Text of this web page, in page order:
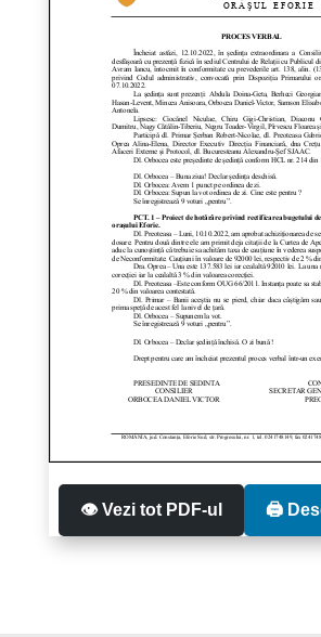
👁️ Vezi tot PDF-ul 🖨️